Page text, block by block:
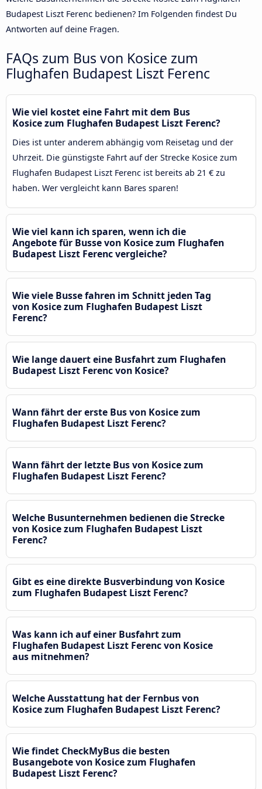
Budapest Liszt Ferenc bedienen? Im Folgenden findest Du
Antworten auf deine Fragen.
FAQs zum Bus von Kosice zum
Flughafen Budapest Liszt Ferenc
Wie viel kostet eine Fahrt mit dem Bus
Kosice zum Flughafen Budapest Liszt Ferenc?
Dies ist unter anderem abhängig vom Reisetag und der
Uhrzeit. Die günstigste Fahrt auf der Strecke Kosice zum
Flughafen Budapest Liszt Ferenc ist bereits ab 21 € zu
haben. Wer vergleicht kann Bares sparen!
Wie viel kann ich sparen, wenn ich die
Angebote für Busse von Kosice zum Flughafen
Budapest Liszt Ferenc vergleiche?
Wie viele Busse fahren im Schnitt jeden Tag
von Kosice zum Flughafen Budapest Liszt
Ferenc?
Wie lange dauert eine Busfahrt zum Flughafen
Budapest Liszt Ferenc von Kosice?
Wann fährt der erste Bus von Kosice zum
Flughafen Budapest Liszt Ferenc?
Wann fährt der letzte Bus von Kosice zum
Flughafen Budapest Liszt Ferenc?
Welche Busunternehmen bedienen die Strecke
von Kosice zum Flughafen Budapest Liszt
Ferenc?
Gibt es eine direkte Busverbindung von Kosice
zum Flughafen Budapest Liszt Ferenc?
Was kann ich auf einer Busfahrt zum
Flughafen Budapest Liszt Ferenc von Kosice
aus mitnehmen?
Welche Ausstattung hat der Fernbus von
Kosice zum Flughafen Budapest Liszt Ferenc?
Wie findet CheckMyBus die besten
Busangebote von Kosice zum Flughafen
Budapest Liszt Ferenc?